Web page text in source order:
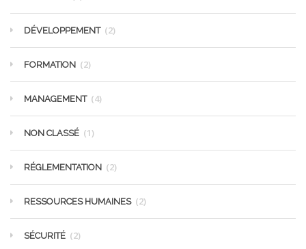
DÉVELOPPEMENT (2)
FORMATION (2)
MANAGEMENT (4)
NON CLASSÉ (1)
RÉGLEMENTATION (2)
RESSOURCES HUMAINES (2)
SÉCURITÉ (2)